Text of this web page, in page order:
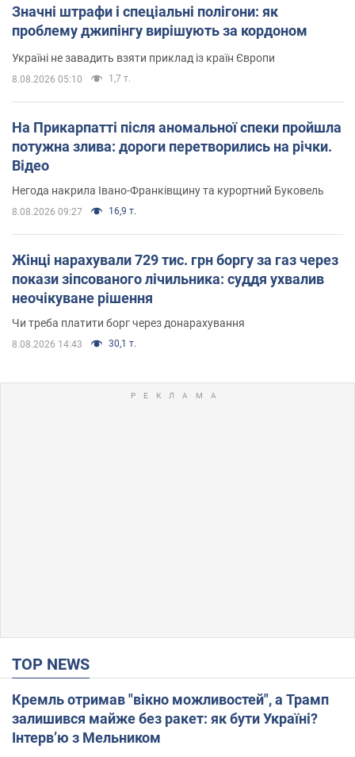
Значні штрафи і спеціальні полігони: як
проблему джипінгу вирішують за кордоном
Україні не завадить взяти приклад із країн Європи
8.08.2026 05:10 1,7 т.
На Прикарпатті після аномальної спеки пройшла
потужна злива: дороги перетворились на річки.
Відео
Негода накрила Івано-Франківщину та курортний Буковель
8.08.2026 09:27 16,9 т.
Жінці нарахували 729 тис. грн боргу за газ через
покази зіпсованого лічильника: суддя ухвалив
неочікуване рішення
Чи треба платити борг через донарахування
8.08.2026 14:43 30,1 т.
TOP NEWS
Кремль отримав "вікно можливостей", а Трамп
залишився майже без ракет: як бути Україні?
Інтерв’ю з Мельником